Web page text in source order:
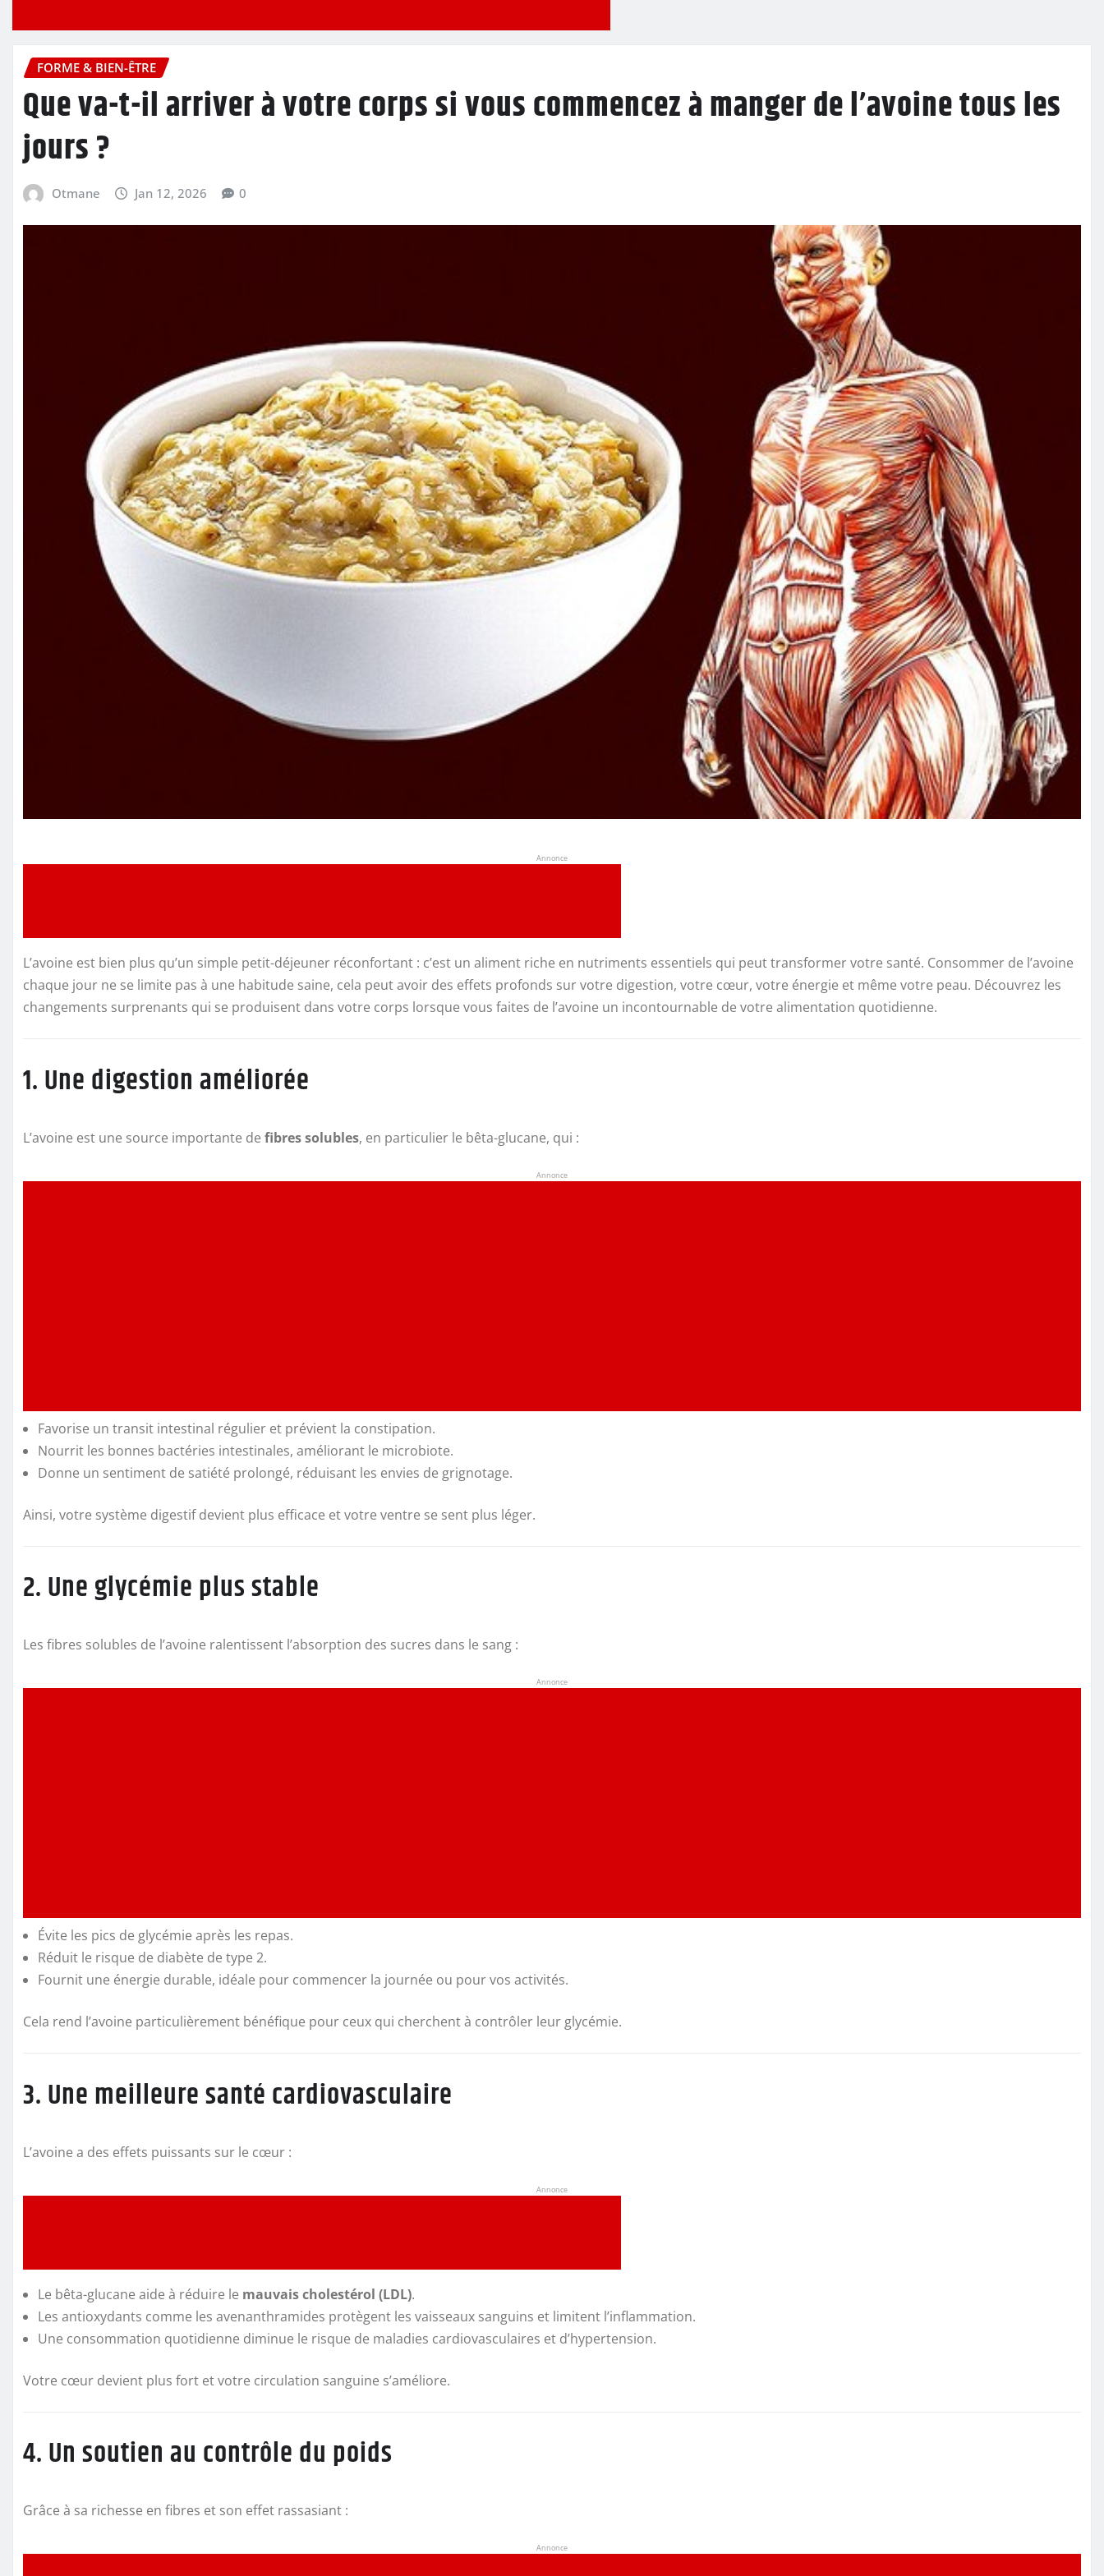
FORME & BIEN-ÊTRE
Que va-t-il arriver à votre corps si vous commencez à manger de l’avoine tous les
jours ?
Otmane Jan 12, 2026 0
Annonce
L’avoine est bien plus qu’un simple petit-déjeuner réconfortant : c’est un aliment riche en nutriments essentiels qui peut transformer votre santé. Consommer de l’avoine
chaque jour ne se limite pas à une habitude saine, cela peut avoir des effets profonds sur votre digestion, votre cœur, votre énergie et même votre peau. Découvrez les
changements surprenants qui se produisent dans votre corps lorsque vous faites de l’avoine un incontournable de votre alimentation quotidienne.
1. Une digestion améliorée
L’avoine est une source importante de fibres solubles, en particulier le bêta-glucane, qui :
Annonce
Favorise un transit intestinal régulier et prévient la constipation.
Nourrit les bonnes bactéries intestinales, améliorant le microbiote.
Donne un sentiment de satiété prolongé, réduisant les envies de grignotage.
Ainsi, votre système digestif devient plus efficace et votre ventre se sent plus léger.
2. Une glycémie plus stable
Les fibres solubles de l’avoine ralentissent l’absorption des sucres dans le sang :
Annonce
Évite les pics de glycémie après les repas.
Réduit le risque de diabète de type 2.
Fournit une énergie durable, idéale pour commencer la journée ou pour vos activités.
Cela rend l’avoine particulièrement bénéfique pour ceux qui cherchent à contrôler leur glycémie.
3. Une meilleure santé cardiovasculaire
L’avoine a des effets puissants sur le cœur :
Annonce
Le bêta-glucane aide à réduire le mauvais cholestérol (LDL).
Les antioxydants comme les avenanthramides protègent les vaisseaux sanguins et limitent l’inflammation.
Une consommation quotidienne diminue le risque de maladies cardiovasculaires et d’hypertension.
Votre cœur devient plus fort et votre circulation sanguine s’améliore.
4. Un soutien au contrôle du poids
Grâce à sa richesse en fibres et son effet rassasiant :
Annonce